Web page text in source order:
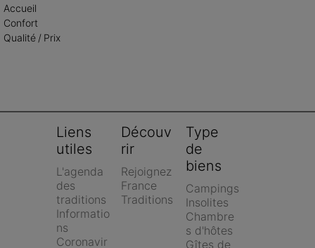
Accueil
Confort
Qualité / Prix
Liens
utiles
L'agenda
des
traditions
Informatio
ns
Coronavir
Découv
rir
Rejoignez
France
Traditions
Type
de
biens
Campings
Insolites
Chambre
s d'hôtes
Gîtes de